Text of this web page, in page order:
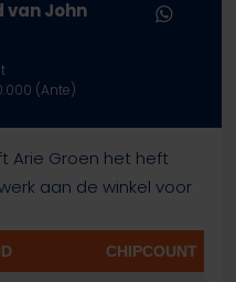
van John
(Ante)
Arie Groen het heft
aan de winkel voor
CHIPCOUNT